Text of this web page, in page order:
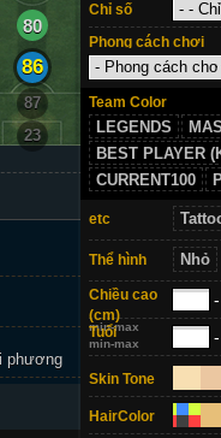
Chỉ số
Phong cách chơi
Team Color
LEGENDS
BEST PLAYER
CURRENT100
etc
Thể hình Nhỏ
Chiều cao
(cm)
min-max
-
Tuổi
min-max -
Skin Tone
HairColor
80
76
86
79
87
23
phương